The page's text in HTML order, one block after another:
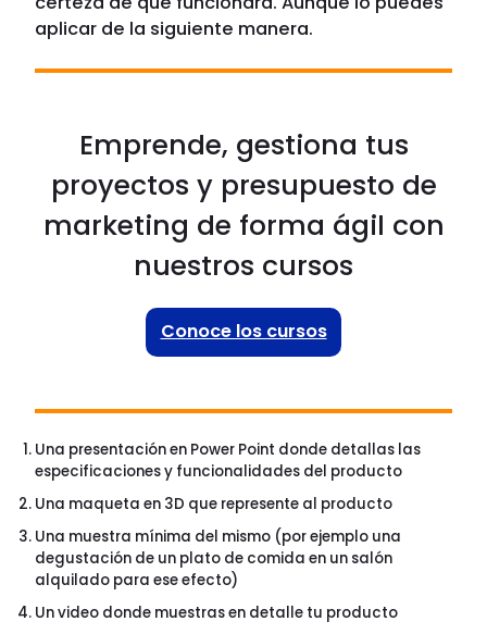
aplicar de la siguiente manera.
Emprende, gestiona tus
proyectos y presupuesto de
marketing de forma ágil con
nuestros cursos
Conoce los cursos
Una presentación en Power Point donde detallas las
especificaciones y funcionalidades del producto
Una maqueta en 3D que represente al producto
Una muestra mínima del mismo (por ejemplo una
degustación de un plato de comida en un salón
alquilado para ese efecto)
Un video donde muestras en detalle tu producto